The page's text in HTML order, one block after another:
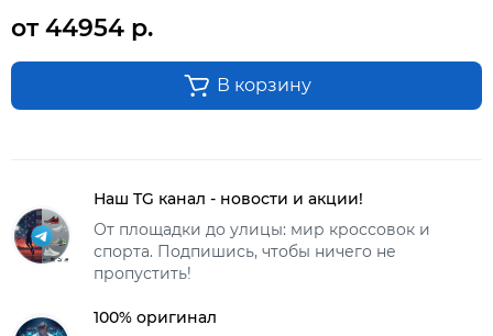
от 44954 р.
В корзину
Наш TG канал - новости и акции!
От площадки до улицы: мир кроссовок и
спорта. Подпишись, чтобы ничего не
пропустить!
100% оригинал